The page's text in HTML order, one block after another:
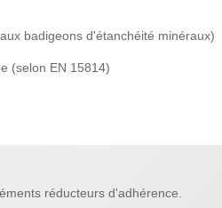
badigeons d'étanchéité minéraux)
(selon EN 15814)
réducteurs d'adhérence.